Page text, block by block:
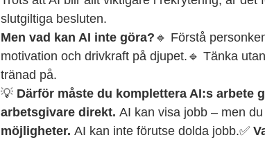
slutgiltiga besluten.
Men vad kan AI inte göra? 🔹 Förstå
motivation och drivkraft på djupet.🔹 Tänka
tränad på.
💡 Därför måste du komplettera AI:s arbete
arbetsgivare direkt. AI kan visa jobb – men
möjligheter. AI kan inte förutse dolda jobb.✅